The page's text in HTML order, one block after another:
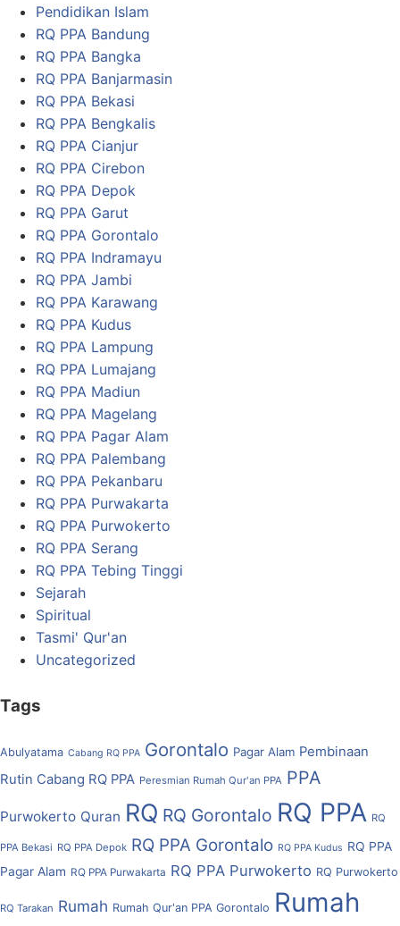
Pendidikan Islam
RQ PPA Bandung
RQ PPA Bangka
RQ PPA Banjarmasin
RQ PPA Bekasi
RQ PPA Bengkalis
RQ PPA Cianjur
RQ PPA Cirebon
RQ PPA Depok
RQ PPA Garut
RQ PPA Gorontalo
RQ PPA Indramayu
RQ PPA Jambi
RQ PPA Karawang
RQ PPA Kudus
RQ PPA Lampung
RQ PPA Lumajang
RQ PPA Madiun
RQ PPA Magelang
RQ PPA Pagar Alam
RQ PPA Palembang
RQ PPA Pekanbaru
RQ PPA Purwakarta
RQ PPA Purwokerto
RQ PPA Serang
RQ PPA Tebing Tinggi
Sejarah
Spiritual
Tasmi' Qur'an
Uncategorized
Tags
Abulyatama Cabang RQ PPA Gorontalo Pagar Alam Pembinaan
Rutin Cabang RQ PPA Peresmian Rumah Qur'an PPA PPA
Purwokerto Quran RQ RQ Gorontalo RQ PPA RQ
PPA Bekasi RQ PPA Depok RQ PPA Gorontalo RQ PPA Kudus RQ PPA
Pagar Alam RQ PPA Purwakarta RQ PPA Purwokerto RQ Purwokerto
RQ Tarakan Rumah Rumah Qur'an PPA Gorontalo Rumah